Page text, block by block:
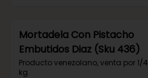
Mortadela Con Pistacho
Embutidos Diaz (Sku 436)
Producto venezolano, venta por 1/4
kg.